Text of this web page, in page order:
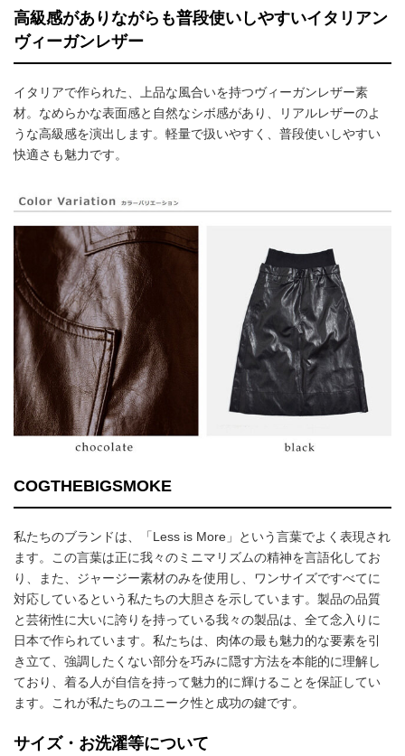
高級感がありながらも普段使いしやすいイタリアン
ヴィーガンレザー
イタリアで作られた、上品な風合いを持つヴィーガンレザー素
材。なめらかな表面感と自然なシボ感があり、リアルレザーのよ
うな高級感を演出します。軽量で扱いやすく、普段使いしやすい
快適さも魅力です。
COGTHEBIGSMOKE
私たちのブランドは、「Less is More」という言葉でよく表現され
ます。この言葉は正に我々のミニマリズムの精神を言語化してお
り、また、ジャージー素材のみを使用し、ワンサイズですべてに
対応しているという私たちの大胆さを示しています。製品の品質
と芸術性に大いに誇りを持っている我々の製品は、全て念入りに
日本で作られています。私たちは、肉体の最も魅力的な要素を引
き立て、強調したくない部分を巧みに隠す方法を本能的に理解し
ており、着る人が自信を持って魅力的に輝けることを保証してい
ます。これが私たちのユニーク性と成功の鍵です。
サイズ・お洗濯等について